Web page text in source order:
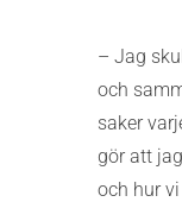
– Jag
och
saker
gör att
och hur